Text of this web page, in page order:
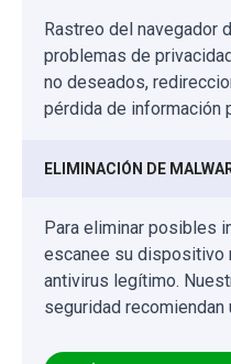
Rastreo del navegador
problemas de
no deseados,
pérdida de información
ELIMINACIÓN DE
Para eliminar posibles
escanee su dispositivo
antivirus legítimo.
seguridad recomiendan